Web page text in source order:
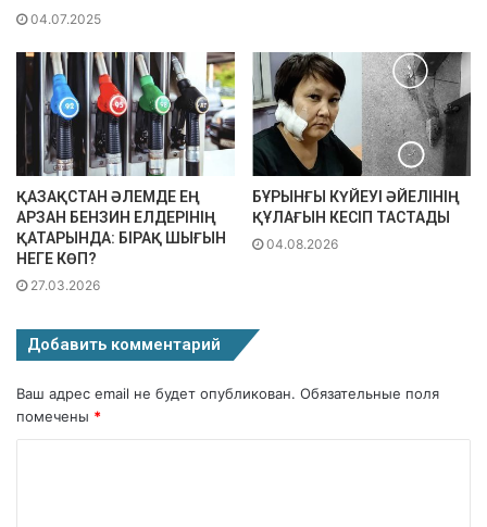
04.07.2025
ҚАЗАҚСТАН ӘЛЕМДЕ ЕҢ
АРЗАН БЕНЗИН ЕЛДЕРІНІҢ
ҚАТАРЫНДА: БІРАҚ ШЫҒЫН
НЕГЕ КӨП?
27.03.2026
БҰРЫНҒЫ КҮЙЕУІ ӘЙЕЛІНІҢ
ҚҰЛАҒЫН КЕСІП ТАСТАДЫ
04.08.2026
Добавить комментарий
Ваш адрес email не будет опубликован. Обязательные поля
помечены *